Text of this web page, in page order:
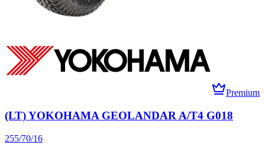
Premium
(LT) YOKOHAMA GEOLANDAR A/T4 G018
255/70/16